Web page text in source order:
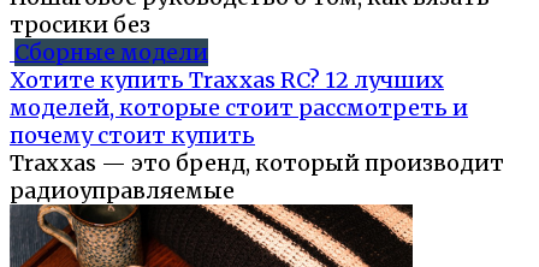
тросики без
Сборные модели
Хотите купить Traxxas RC? 12 лучших
моделей, которые стоит рассмотреть и
почему стоит купить
Traxxas — это бренд, который производит
радиоуправляемые